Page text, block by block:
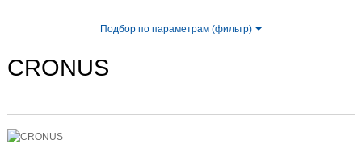
Подбор по параметрам (фильтр)
CRONUS